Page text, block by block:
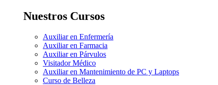
Nuestros Cursos
Auxiliar en Enfermería
Auxiliar en Farmacia
Auxiliar en Párvulos
Visitador Médico
Auxiliar en Mantenimiento de PC y Laptops
Curso de Belleza